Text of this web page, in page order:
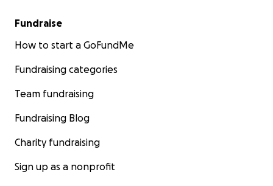
Fundraise
How to start a GoFundMe
Fundraising categories
Team fundraising
Fundraising Blog
Charity fundraising
Sign up as a nonprofit